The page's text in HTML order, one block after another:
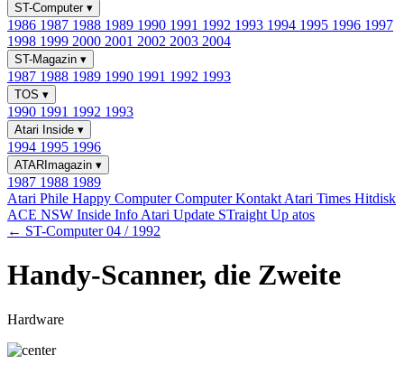
ST-Computer ▾
1986 1987 1988 1989 1990 1991 1992 1993 1994 1995 1996 1997
1998 1999 2000 2001 2002 2003 2004
ST-Magazin ▾
1987 1988 1989 1990 1991 1992 1993
TOS ▾
1990 1991 1992 1993
Atari Inside ▾
1994 1995 1996
ATARImagazin ▾
1987 1988 1989
Atari Phile Happy ComputerComputer Kontakt Atari Times Hitdisk
ACE NSW Inside Info Atari Update STraight Up atos
← ST-Computer 04 / 1992
Handy-Scanner, die Zweite
Hardware